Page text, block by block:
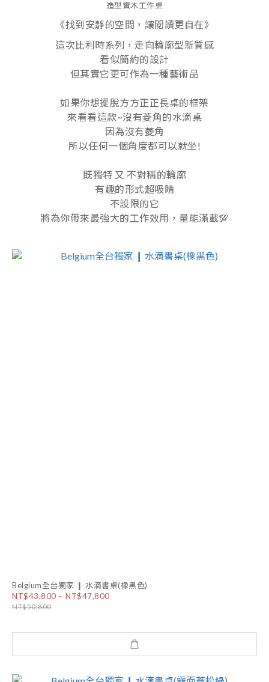
造型實木工作桌
《找到安靜的空間，讓閱讀更自在》
這次比利時系列，走向輪廓型新質感
看似簡約的設計
但其實它更可作為一種藝術品
如果你想擺脫方方正正長桌的框架
來看看這款~沒有菱角的水滴桌
因為沒有菱角
所以任何一個角度都可以就坐!
既獨特 又 不對稱的輪廓
有趣的形式超吸睛
不設限的它
將為你帶來最強大的工作效用，量能滿載💯
Belgium全台獨家 ❙ 水滴書桌(橡黑色)
NT$43,800 ~ NT$47,800
NT$50,800